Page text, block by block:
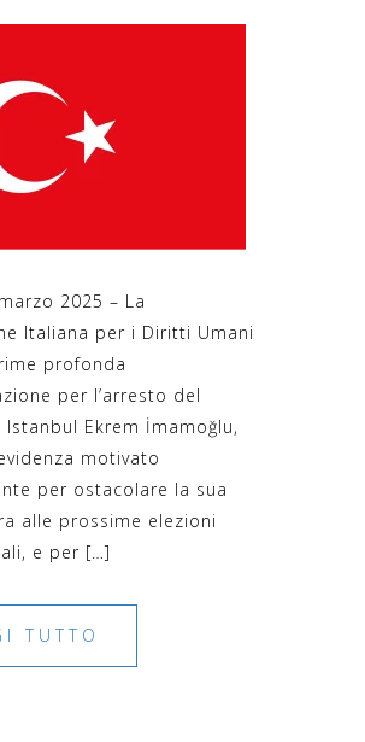
2025 – La
Italiana per i Diritti Umani
profonda
per l’arresto del
Ekrem İmamoğlu,
motivato
per ostacolare la sua
alle prossime elezioni
e per […]
TUTTO